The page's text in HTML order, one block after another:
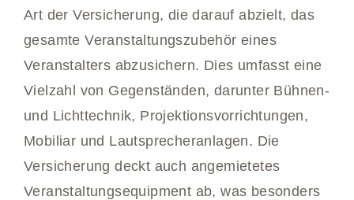
Art der Versicherung, die darauf abzielt, das
gesamte Veranstaltungszubehör eines
Veranstalters abzusichern. Dies umfasst eine
Vielzahl von Gegenständen, darunter Bühnen-
und Lichttechnik, Projektionsvorrichtungen,
Mobiliar und Lautsprecheranlagen. Die
Versicherung deckt auch angemietetes
Veranstaltungsequipment ab, was besonders